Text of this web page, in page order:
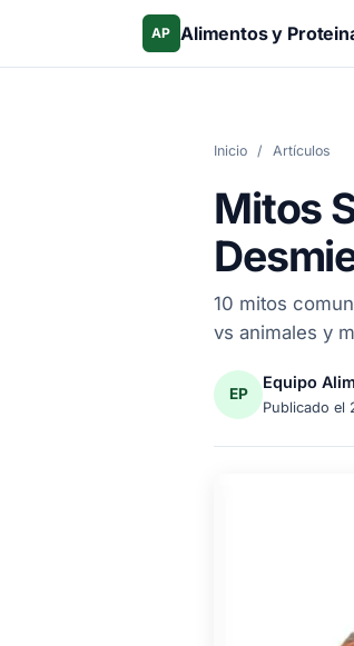
AP Alimentos y
Inicio / Artículos
Mitos
10 mitos
vs animales y
EP
Equipo
Publicado el